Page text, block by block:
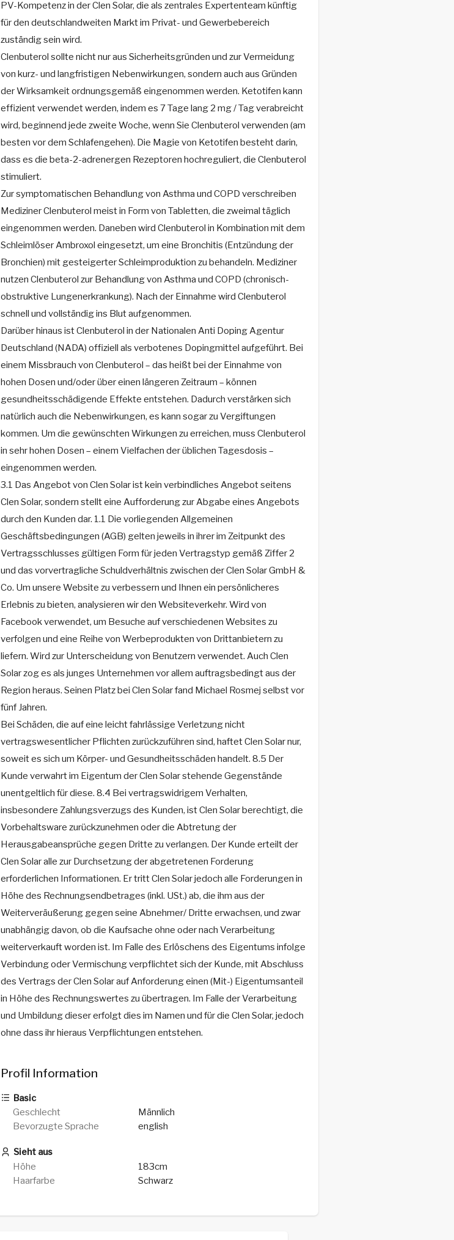
PV-Kompetenz in der Clen Solar, die als zentrales Expertenteam künftig
für den deutschlandweiten Markt im Privat- und Gewerbebereich
zuständig sein wird.
Clenbuterol sollte nicht nur aus Sicherheitsgründen und zur Vermeidung
von kurz- und langfristigen Nebenwirkungen, sondern auch aus Gründen
der Wirksamkeit ordnungsgemäß eingenommen werden. Ketotifen kann
effizient verwendet werden, indem es 7 Tage lang 2 mg / Tag verabreicht
wird, beginnend jede zweite Woche, wenn Sie Clenbuterol verwenden (am
besten vor dem Schlafengehen). Die Magie von Ketotifen besteht darin,
dass es die beta-2-adrenergen Rezeptoren hochreguliert, die Clenbuterol
stimuliert.
Zur symptomatischen Behandlung von Asthma und COPD verschreiben
Mediziner Clenbuterol meist in Form von Tabletten, die zweimal täglich
eingenommen werden. Daneben wird Clenbuterol in Kombination mit dem
Schleimlöser Ambroxol eingesetzt, um eine Bronchitis (Entzündung der
Bronchien) mit gesteigerter Schleimproduktion zu behandeln. Mediziner
nutzen Clenbuterol zur Behandlung von Asthma und COPD (chronisch-
obstruktive Lungenerkrankung). Nach der Einnahme wird Clenbuterol
schnell und vollständig ins Blut aufgenommen.
Darüber hinaus ist Clenbuterol in der Nationalen Anti Doping Agentur
Deutschland (NADA) offiziell als verbotenes Dopingmittel aufgeführt. Bei
einem Missbrauch von Clenbuterol – das heißt bei der Einnahme von
hohen Dosen und/oder über einen längeren Zeitraum – können
gesundheitsschädigende Effekte entstehen. Dadurch verstärken sich
natürlich auch die Nebenwirkungen, es kann sogar zu Vergiftungen
kommen. Um die gewünschten Wirkungen zu erreichen, muss Clenbuterol
in sehr hohen Dosen – einem Vielfachen der üblichen Tagesdosis –
eingenommen werden.
3.1 Das Angebot von Clen Solar ist kein verbindliches Angebot seitens
Clen Solar, sondern stellt eine Aufforderung zur Abgabe eines Angebots
durch den Kunden dar. 1.1 Die vorliegenden Allgemeinen
Geschäftsbedingungen (AGB) gelten jeweils in ihrer im Zeitpunkt des
Vertragsschlusses gültigen Form für jeden Vertragstyp gemäß Ziffer 2
und das vorvertragliche Schuldverhältnis zwischen der Clen Solar GmbH &
Co. Um unsere Website zu verbessern und Ihnen ein persönlicheres
Erlebnis zu bieten, analysieren wir den Websiteverkehr. Wird von
Facebook verwendet, um Besuche auf verschiedenen Websites zu
verfolgen und eine Reihe von Werbeprodukten von Drittanbietern zu
liefern. Wird zur Unterscheidung von Benutzern verwendet. Auch Clen
Solar zog es als junges Unternehmen vor allem auftragsbedingt aus der
Region heraus. Seinen Platz bei Clen Solar fand Michael Rosmej selbst vor
fünf Jahren.
Bei Schäden, die auf eine leicht fahrlässige Verletzung nicht
vertragswesentlicher Pflichten zurückzuführen sind, haftet Clen Solar nur,
soweit es sich um Körper- und Gesundheitsschäden handelt. 8.5 Der
Kunde verwahrt im Eigentum der Clen Solar stehende Gegenstände
unentgeltlich für diese. 8.4 Bei vertragswidrigem Verhalten,
insbesondere Zahlungsverzugs des Kunden, ist Clen Solar berechtigt, die
Vorbehaltsware zurückzunehmen oder die Abtretung der
Herausgabeansprüche gegen Dritte zu verlangen. Der Kunde erteilt der
Clen Solar alle zur Durchsetzung der abgetretenen Forderung
erforderlichen Informationen. Er tritt Clen Solar jedoch alle Forderungen in
Höhe des Rechnungsendbetrages (inkl. USt.) ab, die ihm aus der
Weiterveräußerung gegen seine Abnehmer/ Dritte erwachsen, und zwar
unabhängig davon, ob die Kaufsache ohne oder nach Verarbeitung
weiterverkauft worden ist. Im Falle des Erlöschens des Eigentums infolge
Verbindung oder Vermischung verpflichtet sich der Kunde, mit Abschluss
des Vertrags der Clen Solar auf Anforderung einen (Mit-) Eigentumsanteil
in Höhe des Rechnungswertes zu übertragen. Im Falle der Verarbeitung
und Umbildung dieser erfolgt dies im Namen und für die Clen Solar, jedoch
ohne dass ihr hieraus Verpflichtungen entstehen.
Profil Information
Basic
Geschlecht
Männlich
Bevorzugte Sprache
english
Sieht aus
Höhe
183cm
Haarfarbe
Schwarz